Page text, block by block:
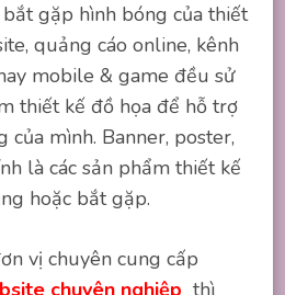
gặp hình bóng của thiết
quảng cáo online, kênh
mobile & game đều sử
thiết kế đồ họa để hỗ trợ
mình. Banner, poster,
là các sản phẩm thiết kế
hoặc bắt gặp.
vị chuyên cung cấp
chuyên nghiệp thì